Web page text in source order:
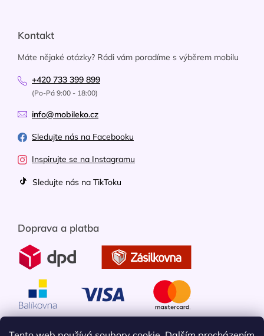
Kontakt
Máte nějaké otázky? Rádi vám poradíme s výběrem mobilu
+420 733 399 899
(Po-Pá 9:00 - 18:00)
info@mobileko.cz
Sledujte nás na Facebooku
Inspirujte se na Instagramu
Sledujte nás na TikToku
Doprava a platba